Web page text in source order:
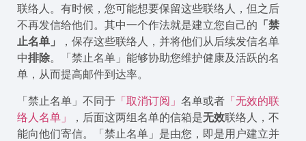
联络人。有时候，您可能想要保留这些联络人，但之后
不再发信给他们。其中一个作法就是建立您自己的 「禁
止名单」
，保存这些联络人，并将他们从后续发信名单
中排除。「禁止名单」能够协助您维护健康及活跃的名
单，从而提高邮件到达率。
「禁止名单」不同于 「取消订阅」 名单或者 「无效的联
络人名单」
，后面这两组名单的信箱是无效联络人，不
能向他们寄信。「禁止名单」是由您，即是用户建立并